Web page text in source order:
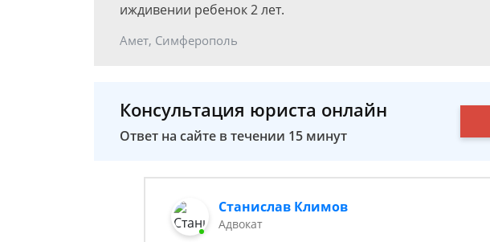
иждивении ребенок 2 лет.
Амет, Симферополь
Консультация юриста онлайн
Ответ на сайте в течении 15 минут
Станислав Климов
Адвокат